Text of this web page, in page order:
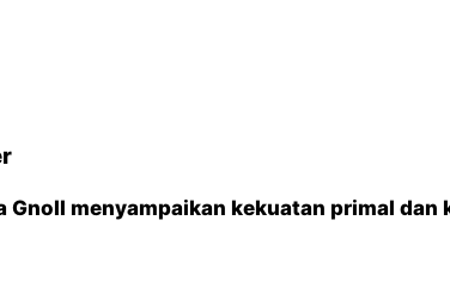
Gnoll menyampaikan kekuatan primal dan